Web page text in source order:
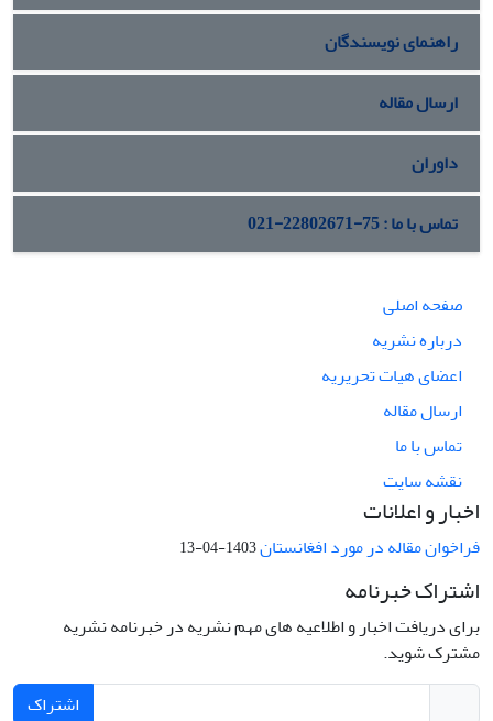
راهنمای نویسندگان
ارسال مقاله
داوران
تماس با ما : 75-22802671-021
صفحه اصلی
درباره نشریه
اعضای هیات تحریریه
ارسال مقاله
تماس با ما
نقشه سایت
اخبار و اعلانات
فراخوان مقاله در مورد افغانستان1403-04-13
اشتراک خبرنامه
برای دریافت اخبار و اطلاعیه های مهم نشریه در خبرنامه نشریه
مشترک شوید.
اشتراک